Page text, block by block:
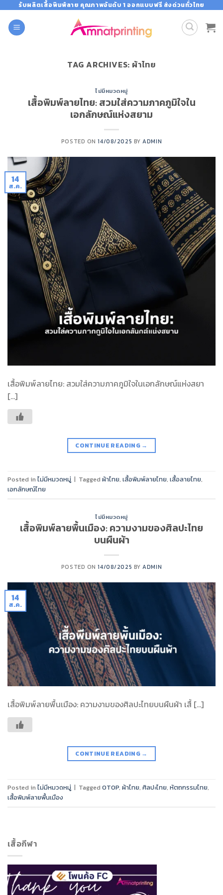
content
รับผลิตเสื้อพิมพ์ลาย คุณภาพอันดับ 1 ออกแบบฟรี ส่งด่วนทั่วไทย
TAG ARCHIVES: ผ้าไทย
ไม่มีหมวดหมู่
เสื้อพิมพ์ลายไทย: สวมใส่ความภาคภูมิใจใน
เอกลักษณ์แห่งสยาม
POSTED ON14/08/2025 BYADMIN
14
ส.ค.
เสื้อพิมพ์ลายไทย: สวมใส่ความภาคภูมิใจในเอกลักษณ์แห่งสยา
[…]
CONTINUE READING →
Posted in ไม่มีหมวดหมู่ | Tagged ผ้าไทย, เสื้อพิมพ์ลายไทย, เสื้อลายไทย,
เอกลักษณ์ไทย
ไม่มีหมวดหมู่
เสื้อพิมพ์ลายพื้นเมือง: ความงามของศิลปะไทย
บนผืนผ้า
POSTED ON14/08/2025 BYADMIN
14
ส.ค.
เสื้อพิมพ์ลายพื้นเมือง: ความงามของศิลปะไทยบนผืนผ้า เสื้ […]
CONTINUE READING →
Posted in ไม่มีหมวดหมู่ | Tagged OTOP, ผ้าไทย, ศิลปะไทย, หัตถกรรมไทย,
เสื้อพิมพ์ลายพื้นเมือง
เสื้อกีฬา